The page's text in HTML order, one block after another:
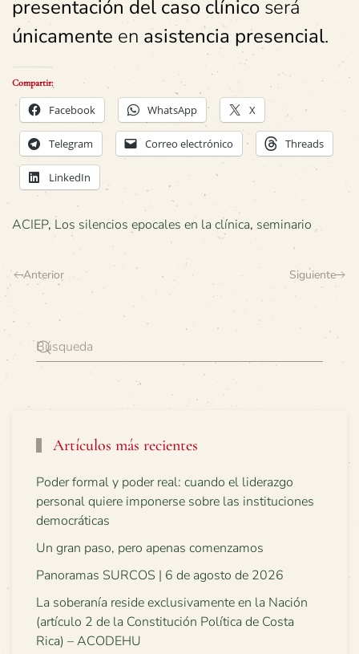
presentación del caso clínico será
únicamente en asistencia presencial.
Compartir:
Facebook WhatsApp X
Telegram Correo electrónico Threads
LinkedIn
ACIEP, Los silencios epocales en la clínica, seminario
Anterior Siguiente
Artículos más recientes
Poder formal y poder real: cuando el liderazgo
personal quiere imponerse sobre las instituciones
democráticas
Un gran paso, pero apenas comenzamos
Panoramas SURCOS | 6 de agosto de 2026
La soberanía reside exclusivamente en la Nación
(artículo 2 de la Constitución Política de Costa
Rica) – ACODEHU